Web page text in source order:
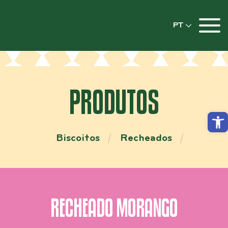
PT
PRODUTOS
Biscoitos Recheados
RECHEADO MORANGO